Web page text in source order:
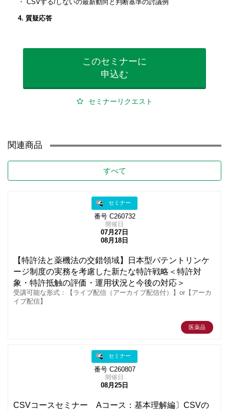
・ CSVする/しないの最新動向と判断基準の討議例
4. 質疑応答
このセミナーに
申込む
セミナーリクエスト
関連商品
すべて
セミナー
番号 C260732
開催日
07月27日
08月18日
【特許法と薬機法の交錯領域】日本型パテントリンケ
ージ制度の実務を考慮した新たな特許戦略＜特許対
象・特許抵触の評価・運用状況と今後の対応＞
受講可能な形式：【ライブ配信（アーカイブ配信付）】or【アーカ
イブ配信】
医薬品
セミナー
番号 C260807
開催日
08月25日
CSVコースセミナー Aコース：基本理解編〕CSVの